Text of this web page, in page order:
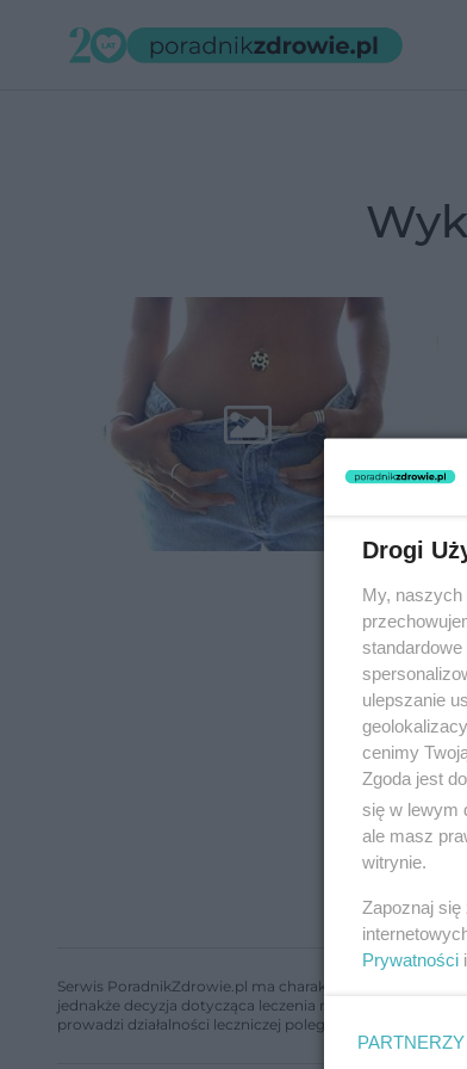
Serwis PoradnikZdrowie.pl ma charakter edukacyjny,
jednakże decyzja dotycząca leczenia należy do lekarza.
prowadzi działalności leczniczej polegającej na
Drogi
My, naszych
ulepszanie
cenimy
Zgoda jest
się w lewym
ale masz
witrynie.
Zapoznaj
Prywatności i
PARTNERZY